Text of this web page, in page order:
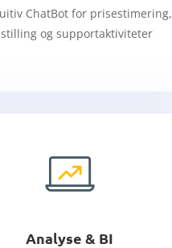
ChatBot for prisestimering,
og supportaktiviteter
Analyse & BI